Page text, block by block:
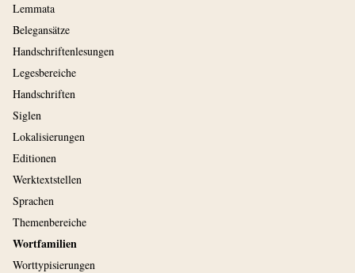
Lemmata
Belegansätze
Handschriftenlesungen
Legesbereiche
Handschriften
Siglen
Lokalisierungen
Editionen
Werktextstellen
Sprachen
Themenbereiche
Wortfamilien
Worttypisierungen